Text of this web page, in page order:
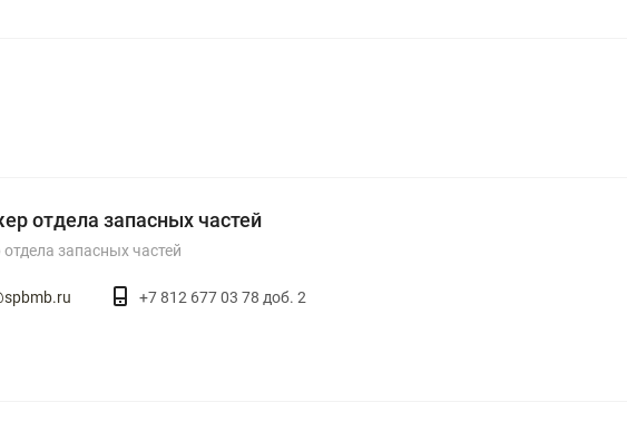
отдела запасных частей
запасных частей
+7 812 677 03 78 доб. 2